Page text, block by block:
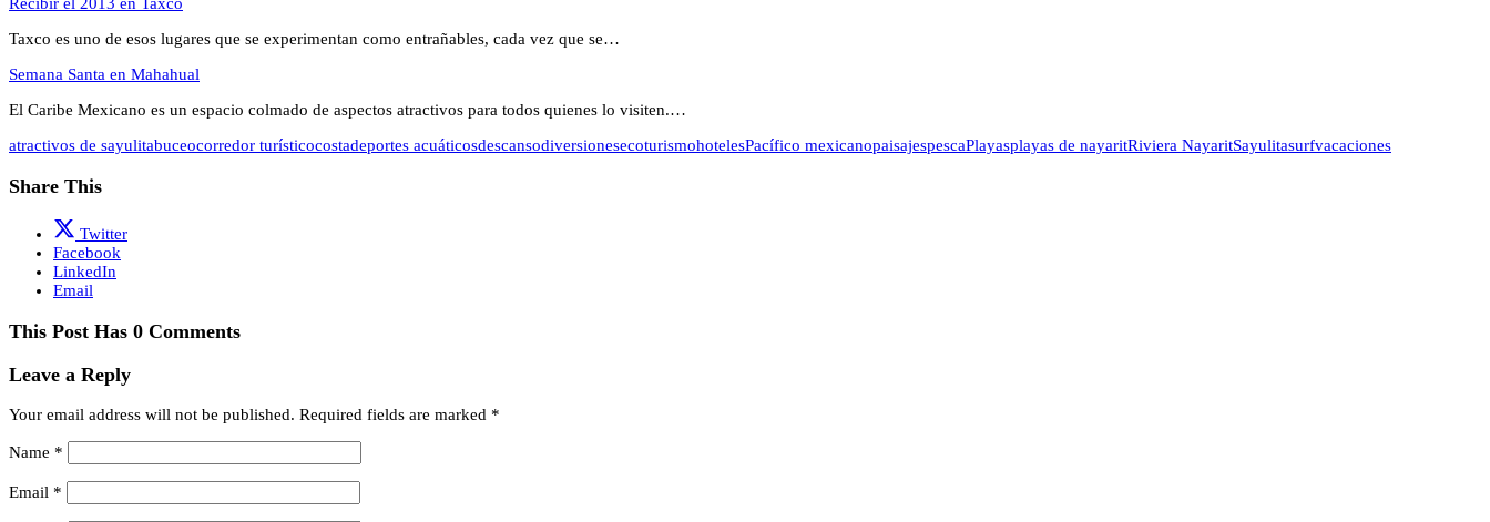
Recibir el 2013 en Taxco
Taxco es uno de esos lugares que se experimentan como entrañables, cada vez que se…
Semana Santa en Mahahual
El Caribe Mexicano es un espacio colmado de aspectos atractivos para todos quienes lo visiten.…
atractivos de sayulitabuceocorredor turísticocostadeportes acuáticosdescansodiversionesecoturismohotelesPacífico mexicanopaisajespescaPlayasplayas de nayaritRiviera NayaritSayulitasurfvacaciones
Share This
Twitter
Facebook
LinkedIn
Email
This Post Has 0 Comments
Leave a Reply
Your email address will not be published. Required fields are marked *
Name *
Email *